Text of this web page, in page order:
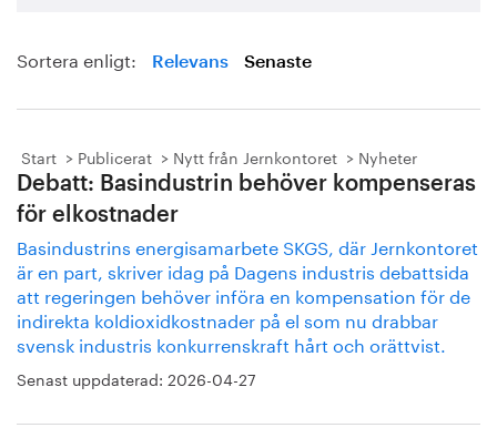
Sortera enligt: Relevans Senaste
Start Publicerat Nytt från Jernkontoret Nyheter
Debatt: Basindustrin behöver kompenseras
för elkostnader
Basindustrins energisamarbete SKGS, där Jernkontoret
är en part, skriver idag på Dagens industris debattsida
att regeringen behöver införa en kompensation för de
indirekta koldioxidkostnader på el som nu drabbar
svensk industris konkurrenskraft hårt och orättvist.
Senast uppdaterad: 2026-04-27